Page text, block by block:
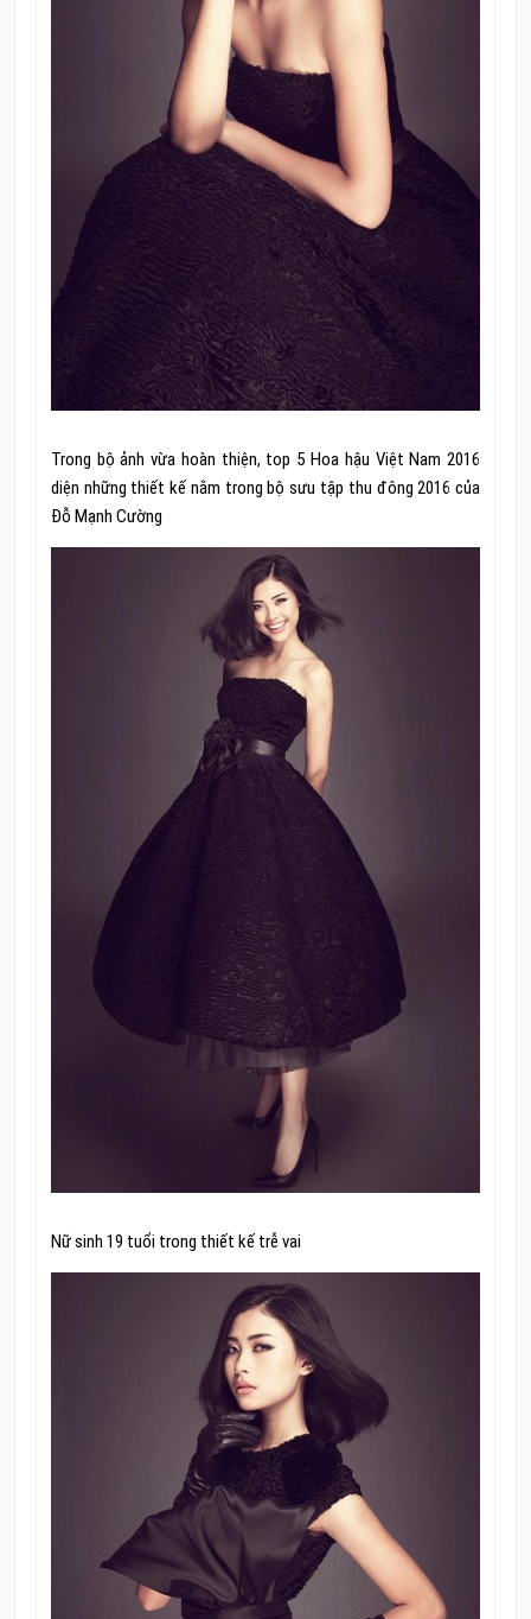
Trong bộ ảnh vừa hoàn thiện, top 5 Hoa hậu Việt Nam 2016
diện những thiết kế nằm trong bộ sưu tập thu đông 2016 của
Đỗ Mạnh Cường
Nữ sinh 19 tuổi trong thiết kế trễ vai